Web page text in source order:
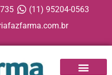
(11) 95204-0563